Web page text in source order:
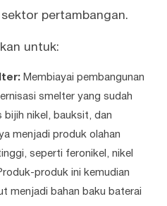
pertambangan.
untuk:
Membiayai pembangunan
smelter yang sudah
nikel, bauksit, dan
menjadi produk olahan
seperti feronikel, nikel
produk ini kemudian
menjadi bahan baku baterai